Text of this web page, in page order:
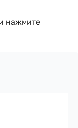
нажмите